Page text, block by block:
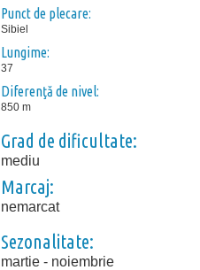
Punct de plecare:
Sibiel
Lungime:
37
Diferenţă de nivel:
850 m
Grad de dificultate:
mediu
Marcaj:
nemarcat
Sezonalitate:
martie - noiembrie